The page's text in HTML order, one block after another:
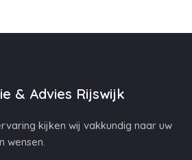
& Advies Rijswijk
kijken wij vakkundig naar uw
wensen.